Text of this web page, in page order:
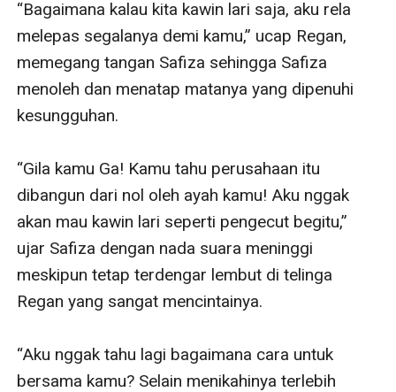
“Bagaimana kalau kita kawin lari saja, aku rela
melepas segalanya demi kamu,” ucap Regan,
memegang tangan Safiza sehingga Safiza
menoleh dan menatap matanya yang dipenuhi
kesungguhan.
“Gila kamu Ga! Kamu tahu perusahaan itu
dibangun dari nol oleh ayah kamu! Aku nggak
akan mau kawin lari seperti pengecut begitu,”
ujar Safiza dengan nada suara meninggi
meskipun tetap terdengar lembut di telinga
Regan yang sangat mencintainya.
“Aku nggak tahu lagi bagaimana cara untuk
bersama kamu? Selain menikahinya terlebih